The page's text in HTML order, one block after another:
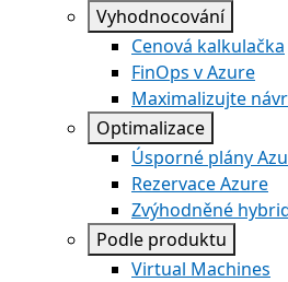
Vyhodnocování
Cenová kalkulačka
FinOps v Azure
Maximalizujte
Optimalizace
Úsporné plány
Rezervace Azure
Zvýhodněné
Podle produktu
Virtual Machines